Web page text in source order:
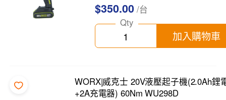
$350.00 /台
Qty
加入購物車
WORX|威克士 20V液壓起子機(2.0Ah鋰
+2A充電器) 60Nm WU298D